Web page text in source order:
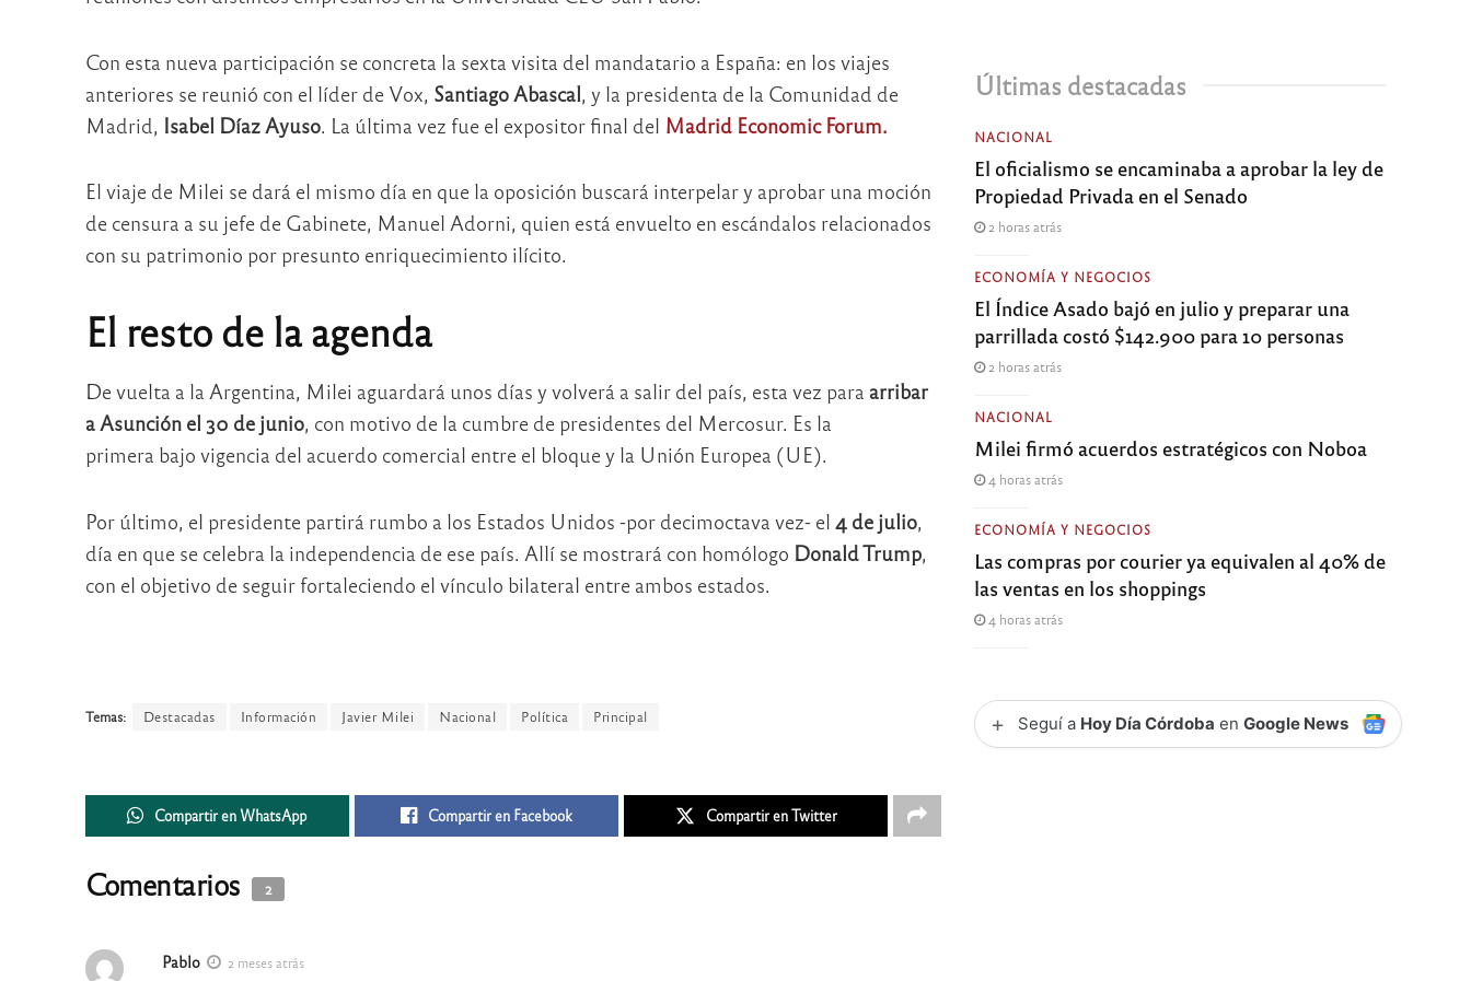
Con esta nueva participación se concreta la sexta visita del mandatario a España: en los viajes
anteriores se reunió con el líder de Vox, Santiago Abascal, y la presidenta de la Comunidad de
Madrid, Isabel Díaz Ayuso. La última vez fue el expositor final del Madrid Economic Forum.
El viaje de Milei se dará el mismo día en que la oposición buscará interpelar y aprobar una moción
de censura a su jefe de Gabinete, Manuel Adorni, quien está envuelto en escándalos relacionados
con su patrimonio por presunto enriquecimiento ilícito.
El resto de la agenda
De vuelta a la Argentina, Milei aguardará unos días y volverá a salir del país, esta vez para arribar
a Asunción el 30 de junio, con motivo de la cumbre de presidentes del Mercosur. Es la
primera bajo vigencia del acuerdo comercial entre el bloque y la Unión Europea (UE).
Por último, el presidente partirá rumbo a los Estados Unidos -por decimoctava vez- el 4 de julio,
día en que se celebra la independencia de ese país. Allí se mostrará con homólogo Donald Trump,
con el objetivo de seguir fortaleciendo el vínculo bilateral entre ambos estados.
Temas: Destacadas Información Javier Milei Nacional Política Principal
Compartir en WhatsApp Compartir en Facebook Compartir en Twitter
Comentarios 2
Pablo 2 meses atrás
Últimas destacadas
NACIONAL
El oficialismo se encaminaba a aprobar la ley de
Propiedad Privada en el Senado
2 horas atrás
ECONOMÍA Y NEGOCIOS
El Índice Asado bajó en julio y preparar una
parrillada costó $142.900 para 10 personas
2 horas atrás
NACIONAL
Milei firmó acuerdos estratégicos con Noboa
4 horas atrás
ECONOMÍA Y NEGOCIOS
Las compras por courier ya equivalen al 40% de
las ventas en los shoppings
4 horas atrás
+ Seguí a Hoy Día Córdoba enGoogle News